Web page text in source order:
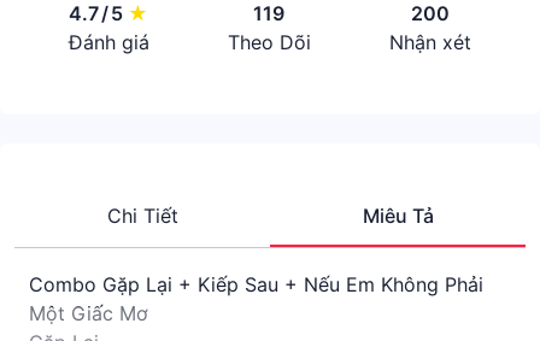
4.7/5 ★
Đánh giá
119
Theo Dõi
200
Nhận xét
Chi Tiết Miêu Tả
Combo Gặp Lại + Kiếp Sau + Nếu Em Không Phải
Một Giấc Mơ